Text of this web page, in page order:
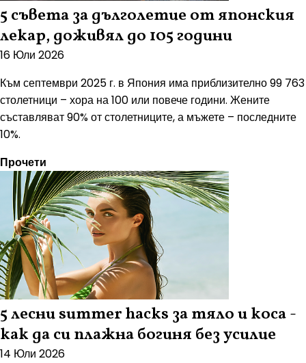
5 съвета за дълголетие от японския
лекар, доживял до 105 години
16 Юли 2026
Към септември 2025 г. в Япония има приблизително 99 763
столетници – хора на 100 или повече години. Жените
съставляват 90% от столетниците, а мъжете – последните
10%.
Прочети
5 лесни summer hacks за тяло и коса -
как да си плажна богиня без усилие
14 Юли 2026